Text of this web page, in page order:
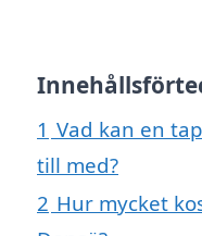
1 Vad kan en
till med?
2 Hur mycket